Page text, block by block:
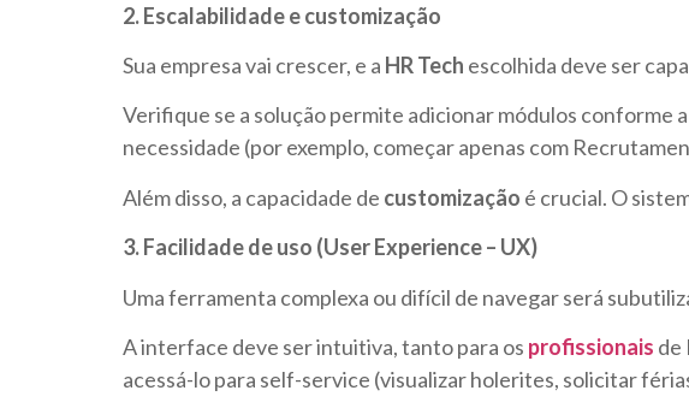
2. Escalabilidade e customização
Sua empresa vai crescer, e a HR Tech escolhida deve ser
Verifique se a solução permite adicionar módulos conforme a
necessidade (por exemplo, começar apenas com
Além disso, a capacidade de customização é crucial. O
3. Facilidade de uso (User Experience – UX)
Uma ferramenta complexa ou difícil de navegar será
A interface deve ser intuitiva, tanto para os profissionais de
acessá-lo para self-service (visualizar holerites, solicitar